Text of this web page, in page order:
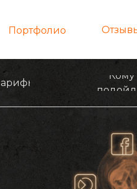
Портфолио
Тарифы
Кому